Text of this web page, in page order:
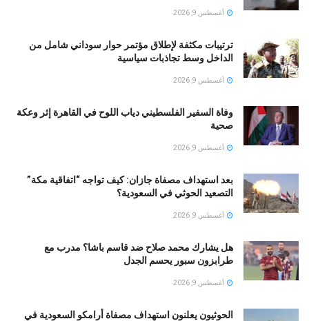
أغسطس 9, 2026
ترتيبات مكثفة لإطلاق مؤتمر حوار سوداني شامل من
الداخل وسط تجاذبات سياسية
أغسطس 9, 2026
وفاة السفير الفلسطيني دياب اللوح في القاهرة إثر وعكة
صحية
أغسطس 9, 2026
بعد استهداف مصفاة جازان: كيف تواجه “اتفاقية مكة”
التصعيد الحوثي في السعودية؟
أغسطس 9, 2026
هل يشارك محمد صلاح ضد قاسم باشا؟ مدرب مع
طرابزون سبور يحسم الجدل
أغسطس 9, 2026
الحوثيون يعلنون استهداف مصفاة أرامكو السعودية في